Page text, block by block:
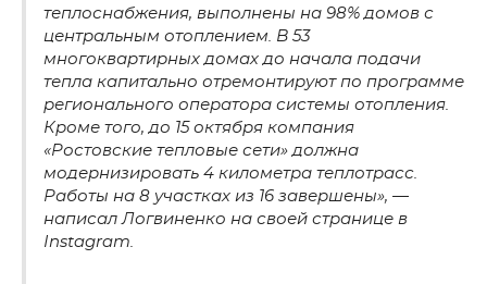
теплоснабжения, выполнены на 98% домов с
центральным отоплением. В 53
многоквартирных домах до начала подачи
тепла капитально отремонтируют по программе
регионального оператора системы отопления.
Кроме того, до 15 октября компания
«Ростовские тепловые сети» должна
модернизировать 4 километра теплотрасс.
Работы на 8 участках из 16 завершены», —
написал Логвиненко на своей странице в
Instagram.